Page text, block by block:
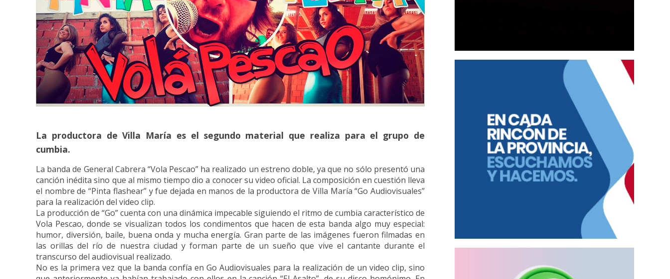
La productora de Villa María es el segundo material que realiza para el grupo de
cumbia.
La banda de General Cabrera “Vola Pescao” ha realizado un estreno doble, ya que no sólo presentó una
canción inédita sino que al mismo tiempo dio a conocer su video oficial. La composición en cuestión lleva
el nombre de “Pinta flashear” y fue dejada en manos de la productora de Villa María “Go Audiovisuales”
para la realización del video clip.
La producción de “Go” cuenta con una dinámica impecable siguiendo el ritmo de cumbia característico de
Vola Pescao, donde se visualizan todos los condimentos que hacen de esta banda algo muy especial:
humor, diversión, baile, buena onda y mucha energía. Gran parte de las imágenes fueron filmadas en
las orillas del río de nuestra ciudad y forman parte de un sueño que vive el cantante durante el
transcurso del audiovisual realizado.
No es la primera vez que la banda confía en Go Audiovisuales para la realización de un video clip, sino